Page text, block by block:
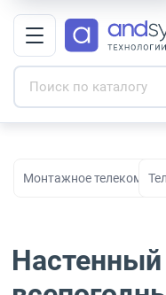
Монтажное